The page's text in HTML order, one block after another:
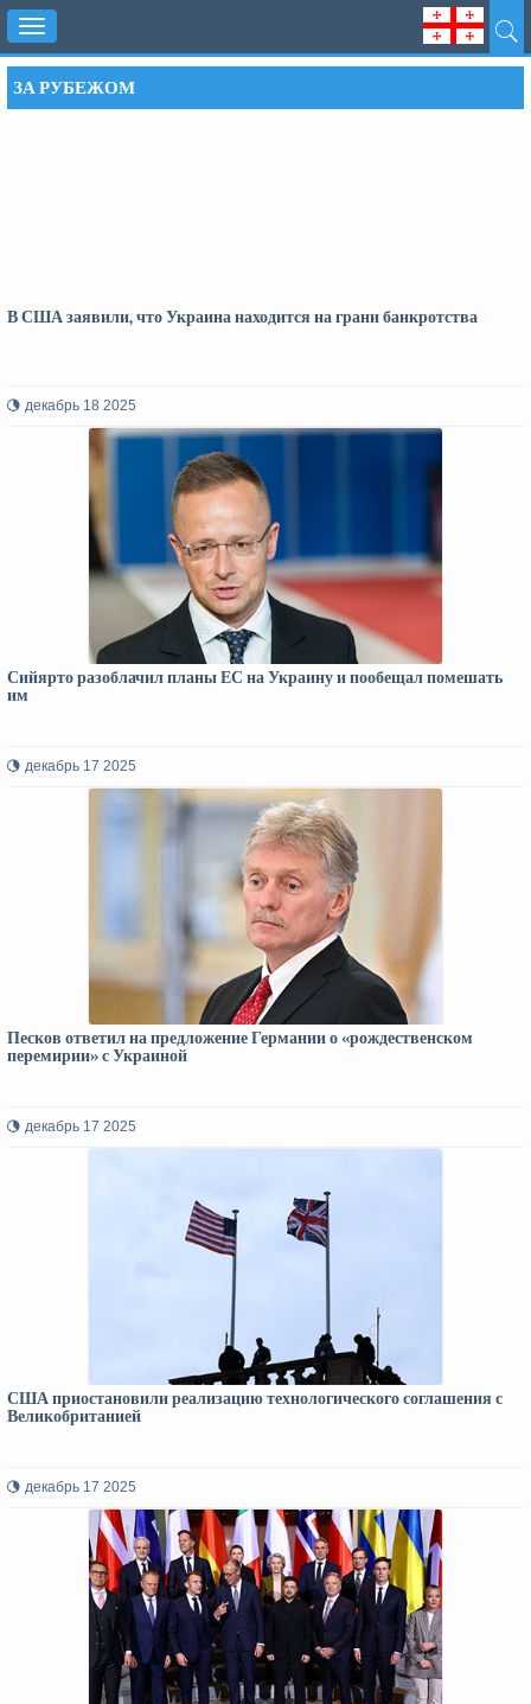
Toggle
navigation
ЗА РУБЕЖОМ
В США заявили, что Украина находится на грани банкротства
декабрь 18 2025
Сийярто разоблачил планы ЕС на Украину и пообещал помешать
им
декабрь 17 2025
Песков ответил на предложение Германии о «рождественском
перемирии» с Украиной
декабрь 17 2025
США приостановили реализацию технологического соглашения с
Великобританией
декабрь 17 2025